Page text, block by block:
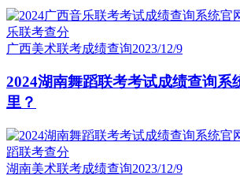
广西美术联考成绩查询2023/12/9
2024湖南舞蹈联考考试成绩查询系
里？
湖南美术联考成绩查询2023/12/9